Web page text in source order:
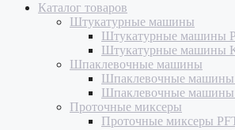
Каталог товаров
Штукатурные машины
Штукатурные машины
Штукатурные машины
Шпаклевочные машины
Шпаклевочные машины
Шпаклевочные
Проточные миксеры
Проточные миксеры